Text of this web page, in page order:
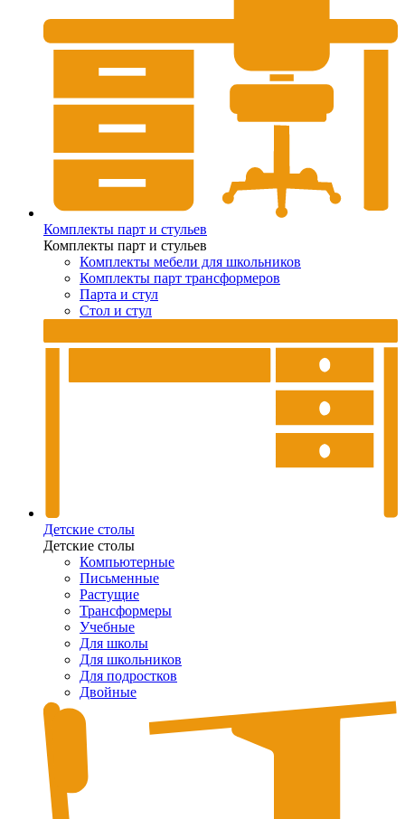
Комплекты парт и стульев
Комплекты парт и стульев
Комплекты мебели для школьников
Комплекты парт трансформеров
Парта и стул
Стол и стул
Детские столы
Детские столы
Компьютерные
Письменные
Растущие
Трансформеры
Учебные
Для школы
Для школьников
Для подростков
Двойные